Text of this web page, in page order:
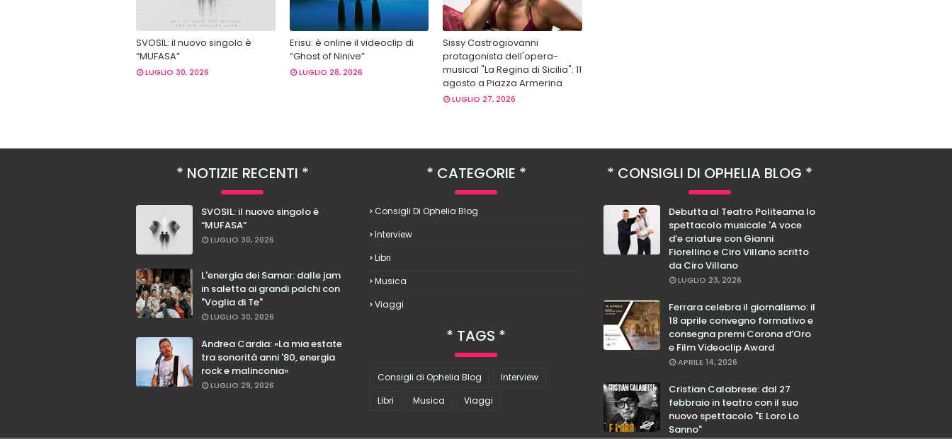
SVOSIL: il nuovo singolo è
“MUFASA”
LUGLIO 30, 2026
Erisu: è online il videoclip di
“Ghost of Ninive”
LUGLIO 28, 2026
Sissy Castrogiovanni
protagonista dell'opera-
musical "La Regina di Sicilia": 11
agosto a Piazza Armerina
LUGLIO 27, 2026
NOTIZIE RECENTI
SVOSIL: il nuovo singolo è
“MUFASA”
LUGLIO 30, 2026
L'energia dei Samar: dalle jam
in saletta ai grandi palchi con
"Voglia di Te"
LUGLIO 30, 2026
Andrea Cardia: «La mia estate
tra sonorità anni '80, energia
rock e malinconia»
LUGLIO 29, 2026
CATEGORIE
Consigli Di Ophelia Blog
Interview
Libri
Musica
Viaggi
TAGS
Consigli di Ophelia Blog
Interview
Libri
Musica Viaggi
CONSIGLI DI OPHELIA BLOG
Debutta al Teatro Politeama lo
spettacolo musicale 'A voce
d’e criature con Gianni
Fiorellino e Ciro Villano scritto
da Ciro Villano
LUGLIO 23, 2026
Ferrara celebra il giornalismo: il
18 aprile convegno formativo e
consegna premi Corona d’Oro
e Film Videoclip Award
APRILE 14, 2026
Cristian Calabrese: dal 27
febbraio in teatro con il suo
nuovo spettacolo "E Loro Lo
Sanno"